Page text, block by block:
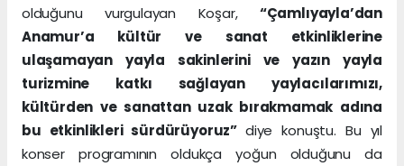
olduğunu vurgulayan Koşar, “Çamlıyayla’dan
Anamur’a kültür ve sanat etkinliklerine
ulaşamayan yayla sakinlerini ve yazın yayla
turizmine katkı sağlayan yaylacılarımızı,
kültürden ve sanattan uzak bırakmamak adına
bu etkinlikleri sürdürüyoruz”diye konuştu. Bu yıl
konser programının oldukça yoğun olduğunu da